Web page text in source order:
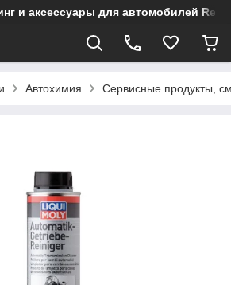
и аксессуары для автомобилей
Автохимия Сервисные продукты,